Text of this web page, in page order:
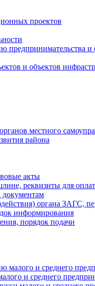
проектов
предпринимательства
и объектов
местного
района
акты
реквизиты для
документам
органа ЗАГС,
информирования
порядок подачи
малого и среднего
и среднего